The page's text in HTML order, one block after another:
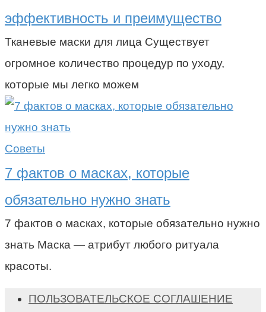
эффективность и преимущество
Тканевые маски для лица Существует
огромное количество процедур по уходу,
которые мы легко можем
Советы
7 фактов о масках, которые
обязательно нужно знать
7 фактов о масках, которые обязательно нужно
знать Маска — атрибут любого ритуала
красоты.
ПОЛЬЗОВАТЕЛЬСКОЕ СОГЛАШЕНИЕ